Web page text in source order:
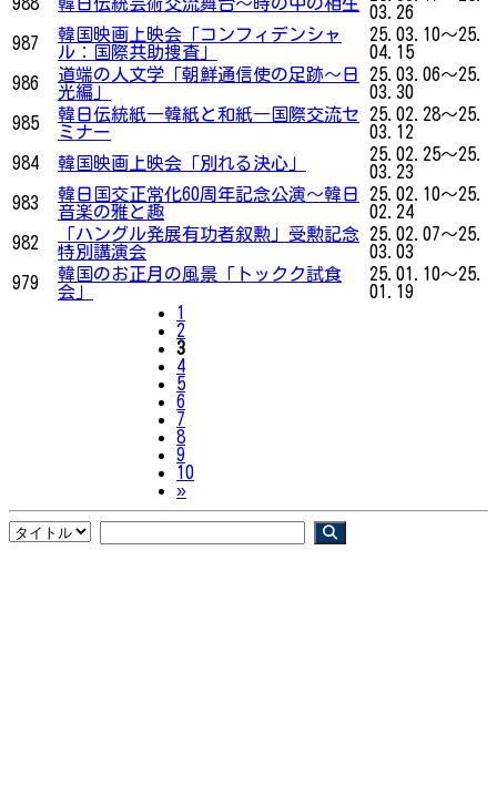
03.26
987
韓国映画上映会「コンフィデンシャ
ル：国際共助捜査」
25.03.10～25.
04.15
986
道端の人文学「朝鮮通信使の足跡～日
光編」
25.03.06～25.
03.30
985
韓日伝統紙―韓紙と和紙―国際交流セ
ミナー
25.02.28～25.
03.12
984
韓国映画上映会「別れる決心」
25.02.25～25.
03.23
983
韓日国交正常化60周年記念公演〜韓日
音楽の雅と趣
25.02.10～25.
02.24
982
「ハングル発展有功者叙勲」受勲記念
特別講演会
25.02.07～25.
03.03
979
韓国のお正月の風景「トックク試食
会」
25.01.10～25.
01.19
1
2
3
4
5
6
7
8
9
10
»Next